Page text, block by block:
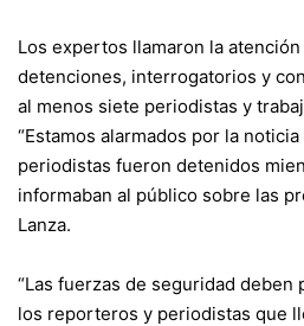
Los expertos llamaron la
detenciones, interrogatorios y
al menos siete periodistas y
“Estamos alarmados por la
periodistas fueron detenidos
informaban al público sobre las
Lanza.
“Las fuerzas de seguridad
los reporteros y periodistas que